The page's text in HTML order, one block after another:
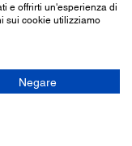
e offrirti un'esperienza di
sui cookie utilizziamo
Negare